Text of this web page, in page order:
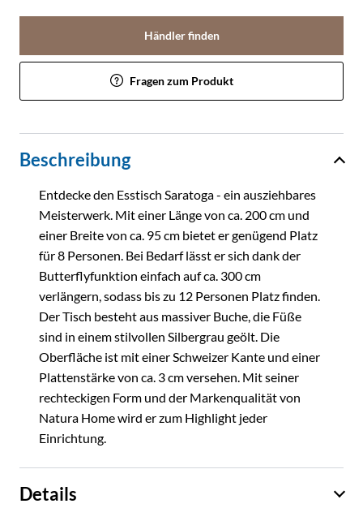
Händler finden
Fragen zum Produkt
Beschreibung
Entdecke den Esstisch Saratoga - ein ausziehbares
Meisterwerk. Mit einer Länge von ca. 200 cm und
einer Breite von ca. 95 cm bietet er genügend Platz
für 8 Personen. Bei Bedarf lässt er sich dank der
Butterflyfunktion einfach auf ca. 300 cm
verlängern, sodass bis zu 12 Personen Platz finden.
Der Tisch besteht aus massiver Buche, die Füße
sind in einem stilvollen Silbergrau geölt. Die
Oberfläche ist mit einer Schweizer Kante und einer
Plattenstärke von ca. 3 cm versehen. Mit seiner
rechteckigen Form und der Markenqualität von
Natura Home wird er zum Highlight jeder
Einrichtung.
Details